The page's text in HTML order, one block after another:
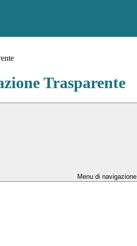
Trasparente
Menu di navigazione